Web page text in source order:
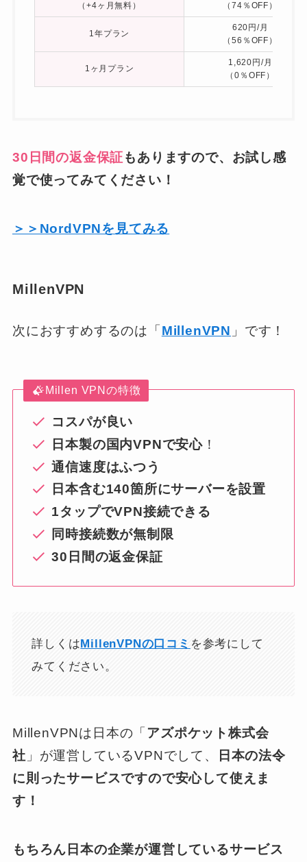
（+4ヶ月無料）
（74％OFF）
1年プラン
620円/月
（56％OFF）
1ヶ月プラン
1,620円/月
（0％OFF）
30日間の返金保証もありますので、お試し感
覚で使ってみてください！
＞＞NordVPNを見てみる
MillenVPN
次におすすめするのは「MillenVPN 」です！
Millen VPNの特徴
コスパが良い
日本製の国内VPNで安心 ！
通信速度はふつう
日本含む140箇所にサーバーを設置
1タップでVPN接続できる
同時接続数が無制限
30日間の返金保証
詳しくはMillenVPNの口コミ を参考にして
みてください。
MillenVPNは日本の「 アズポケット株式会
社 」が運営しているVPNでして、
日本の法令
に則ったサービスですので安心して使えま
す！
もちろん日本の企業が運営しているサービス